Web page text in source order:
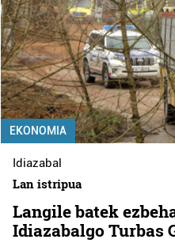
EKONOMIA
Idiazabal
Lan istripua
Langile batek
Idiazabalgo Turbas